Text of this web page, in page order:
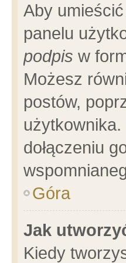
Aby
panelu
podpis w
Możesz
postów,
dołączeniu
Góra
Jak
Kiedy